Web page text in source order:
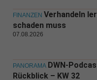
FINANZEN Verhandeln
schaden muss
07.08.2026
PANORAMA DWN-
Rückblick – KW 32